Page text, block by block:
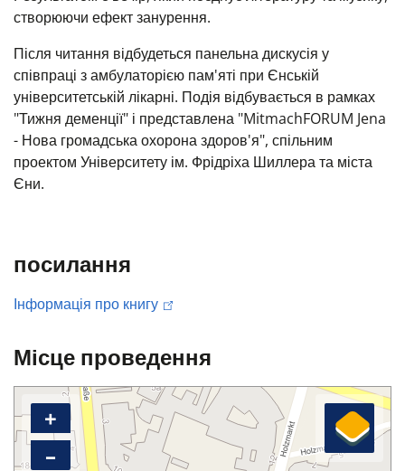
створюючи ефект занурення.
Після читання відбудеться панельна дискусія у
співпраці з амбулаторією пам'яті при Єнській
університетській лікарні. Подія відбувається в рамках
"Тижня деменції" і представлена "MitmachFORUM Jena
- Нова громадська охорона здоров'я", спільним
проектом Університету ім. Фрідріха Шиллера та міста
Єни.
посилання
Інформація про книгу
Місце проведення
+
–